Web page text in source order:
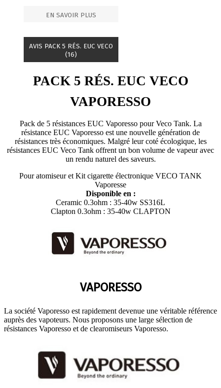
EN SAVOIR PLUS
AVIS PACK 5 RÉS. EUC VECO
(16)
PACK 5 RÉS. EUC VECO
VAPORESSO
Pack de 5 résistances EUC Vaporesso pour Veco Tank. La
résistance EUC Vaporesso est une nouvelle génération de
résistances très économiques. Malgré leur coté écologique, les
résistances EUC Veco Tank offrent un bon volume de vapeur avec
un rendu naturel des saveurs.
Pour atomiseur et Kit cigarette électronique VECO TANK
Vaporesse
Disponible en :
Ceramic 0.3ohm : 35-40w SS316L
Clapton 0.3ohm : 35-40w CLAPTON
VAPORESSO
La société Vaporesso est rapidement devenue une véritable référence
auprès des vapoteurs. Nous proposons une large sélection de
résistances Vaporesso et de clearomiseurs Vaporesso.